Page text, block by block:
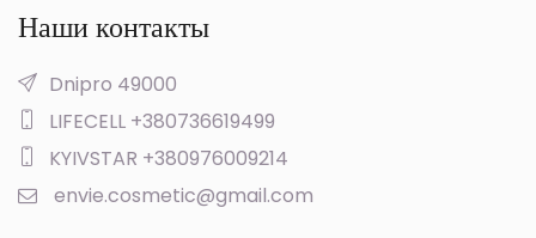
Наши контакты
Dnipro 49000
LIFECELL +380736619499
KYIVSTAR +380976009214
envie.cosmetic@gmail.com